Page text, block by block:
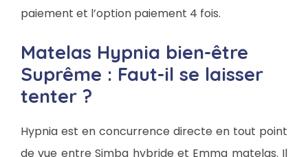
paiement et l’option paiement 4 fois.
Matelas Hypnia bien-être
Suprême : Faut-il se laisser
tenter ?
Hypnia est en concurrence directe en tout point
de vue entre Simba hybride et Emma matelas. Il